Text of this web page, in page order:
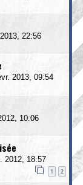
22:56
2013, 09:54
10:06
2012, 18:57
1 2